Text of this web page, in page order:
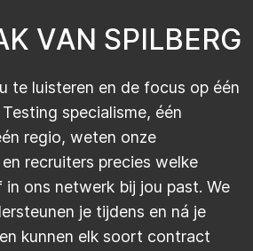
K VAN SPILBERG
te luisteren en de focus op één
specialisme, één
regio, weten onze
recruiters precies welke
ons netwerk bij jou past. We
je tijdens en ná je
kunnen elk soort contract